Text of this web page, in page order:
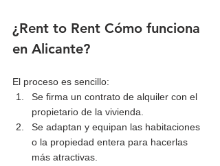
¿Rent to Rent Cómo funciona
en Alicante?
El proceso es sencillo:
Se firma un contrato de alquiler con el
propietario de la vivienda.
Se adaptan y equipan las habitaciones
o la propiedad entera para hacerlas
más atractivas.